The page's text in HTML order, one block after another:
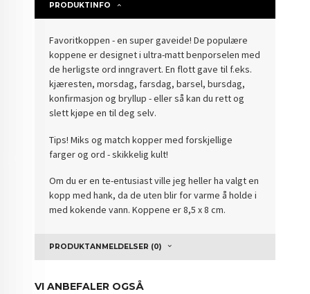
PRODUKTINFO
Favoritkoppen - en super gaveide! De populære
koppene er designet i ultra-matt benporselen med
de herligste ord inngravert. En flott gave til f.eks.
kjæresten, morsdag, farsdag, barsel, bursdag,
konfirmasjon og bryllup - eller så kan du rett og
slett kjøpe en til deg selv.
Tips! Miks og match kopper med forskjellige
farger og ord - skikkelig kult!
Om du er en te-entusiast ville jeg heller ha valgt en
kopp med hank, da de uten blir for varme å holde i
med kokende vann. Koppene er 8,5 x 8 cm.
PRODUKTANMELDELSER (0)
VI ANBEFALER OGSÅ